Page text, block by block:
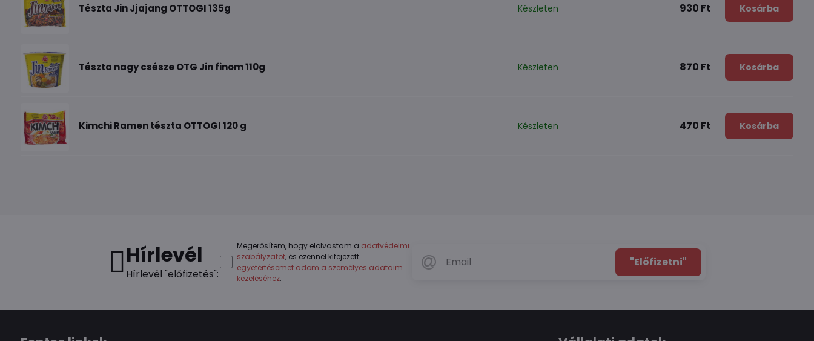
Tészta Jin Jjajang OTTOGI 135g Készleten 930 Ft Kosárba
Tészta nagy csésze OTG Jin finom 110g Készleten 870 Ft Kosárba
Kimchi Ramen tészta OTTOGI 120 g Készleten 470 Ft Kosárba
Hírlevél
Hírlevél "előfizetés":
"Előfizetni"
Megerősítem, hogy elolvastam a adatvédelmi
szabályzatot, és ezennel kifejezett
egyetértésemet adom a személyes adataim
kezeléséhez.